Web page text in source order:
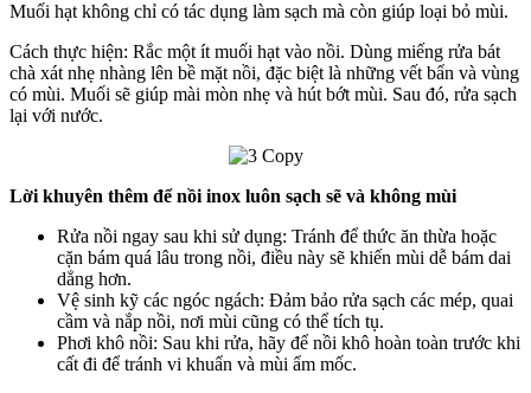
Muối hạt không chỉ có tác dụng làm sạch mà còn giúp loại bỏ mùi.
Cách thực hiện: Rắc một ít muối hạt vào nồi. Dùng miếng rửa bát
chà xát nhẹ nhàng lên bề mặt nồi, đặc biệt là những vết bẩn và vùng
có mùi. Muối sẽ giúp mài mòn nhẹ và hút bớt mùi. Sau đó, rửa sạch
lại với nước.
Lời khuyên thêm để nồi inox luôn sạch sẽ và không mùi
Rửa nồi ngay sau khi sử dụng: Tránh để thức ăn thừa hoặc
cặn bám quá lâu trong nồi, điều này sẽ khiến mùi dễ bám dai
dẳng hơn.
Vệ sinh kỹ các ngóc ngách: Đảm bảo rửa sạch các mép, quai
cầm và nắp nồi, nơi mùi cũng có thể tích tụ.
Phơi khô nồi: Sau khi rửa, hãy để nồi khô hoàn toàn trước khi
cất đi để tránh vi khuẩn và mùi ẩm mốc.